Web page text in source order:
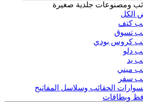
ومصنوعات جلدية صغيرة
الكل
كتف
تسوق
كروس بودي
دلو
يد
ميني
سفر
الحقائب وسلاسل المفاتيح
وبطاقات